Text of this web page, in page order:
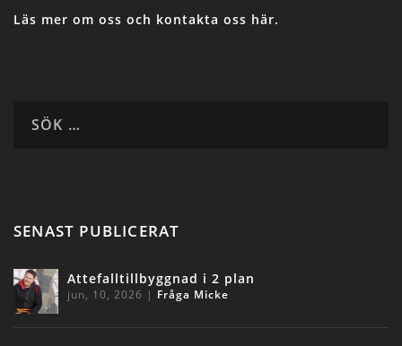
Läs mer om oss och kontakta oss här.
SENAST PUBLICERAT
Attefalltillbyggnad i 2 plan
jun, 10, 2026 | Fråga Micke